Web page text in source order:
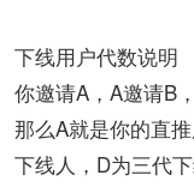
下线用户代数说明
你邀请A，A邀请B
那么A就是你的直
下线人，D为三代